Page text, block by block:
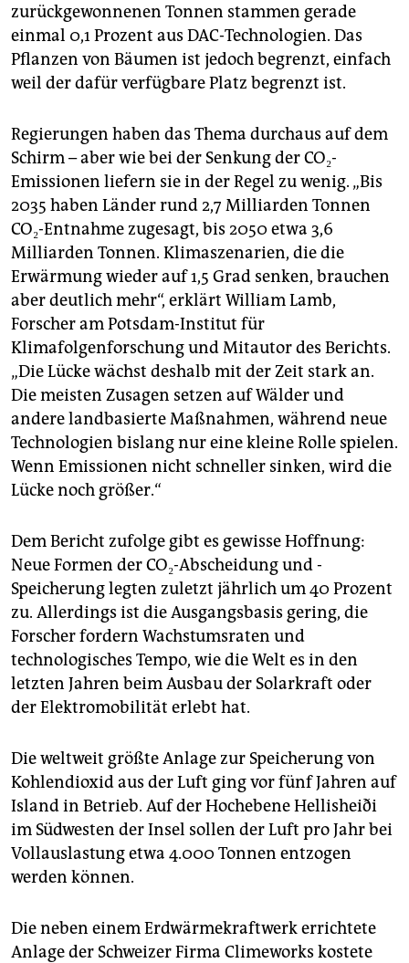
zurückgewonnenen Tonnen stammen gerade
einmal 0,1 Prozent aus DAC-Technologien. Das
Pflanzen von Bäumen ist jedoch begrenzt, einfach
weil der dafür verfügbare Platz begrenzt ist.
Regierungen haben das Thema durchaus auf dem
Schirm – aber wie bei der Senkung der CO₂-
Emissionen liefern sie in der Regel zu wenig. „Bis
2035 haben Länder rund 2,7 Milliarden Tonnen
CO₂-Entnahme zugesagt, bis 2050 etwa 3,6
Milliarden Tonnen. Klimaszenarien, die die
Erwärmung wieder auf 1,5 Grad senken, brauchen
aber deutlich mehr“, erklärt William Lamb,
Forscher am Potsdam-Institut für
Klimafolgenforschung und Mitautor des Berichts.
„Die Lücke wächst deshalb mit der Zeit stark an.
Die meisten Zusagen setzen auf Wälder und
andere landbasierte Maßnahmen, während neue
Technologien bislang nur eine kleine Rolle spielen.
Wenn Emissionen nicht schneller sinken, wird die
Lücke noch größer.“
Dem Bericht zufolge gibt es gewisse Hoffnung:
Neue Formen der CO₂-Abscheidung und -
Speicherung legten zuletzt jährlich um 40 Prozent
zu. Allerdings ist die Ausgangsbasis gering, die
Forscher fordern Wachstumsraten und
technologisches Tempo, wie die Welt es in den
letzten Jahren beim Ausbau der Solarkraft oder
der Elektromobilität erlebt hat.
Die weltweit größte Anlage zur Speicherung von
Kohlendioxid aus der Luft ging vor fünf Jahren auf
Island in Betrieb. Auf der Hochebene Hellisheiði
im Südwesten der Insel sollen der Luft pro Jahr bei
Vollauslastung etwa 4.000 Tonnen entzogen
werden können.
Die neben einem Erdwärmekraftwerk errichtete
Anlage der Schweizer Firma Climeworks kostete